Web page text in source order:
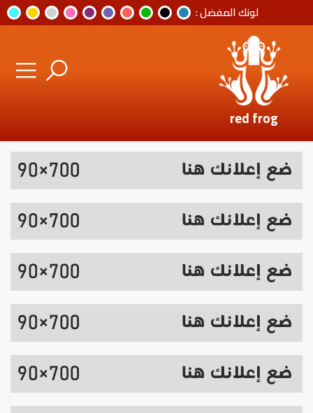
لونك المفضل :
red frog